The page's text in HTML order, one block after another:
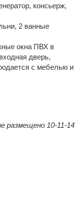
консьерж,
2 ванные
окна ПВХ в
дверь,
с мебелью и
размещено 10-11-14